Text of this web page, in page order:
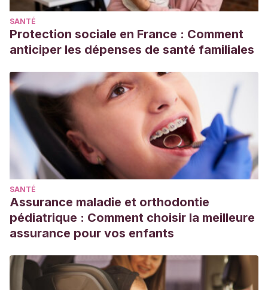
https://fen.org.es/MercadoAlimentosFEN/pdfs/espinacas.pdf
Madrigal, Lorena, & Sangronis, Elba. (2007). La inulina y
derivados como ingredientes claves en alimentos
387-396. Recuperado en 28 de enero de 2023, de
http://ve.scielo.org/scielo.php?
script=sci_arttext&pid=S0004-
06222007000400012&lng=es&tlng=es
Motos, Jose Ramón & Cerdá, Begoña & Cerdá, Antonio &
Ferrández-Gómez, Borja & Núñez-Delicado, Estrella.
(2018). ALIMENTOS DE LA REGIÓN DE MURCIA: BRÓCOLI.
Disponible en:
https://www.researchgate.net/publication/
Organización Mundial de la Salud. (2015). Fomento del
https://www.who.int/dietphysicalactivity/fruit/es/
Pedreros, Nicolas. (2016). Beneficios del consumo de
SANTÉ
Protection sociale en France : Comment
anticiper les dépenses de santé familiales
SANTÉ
Assurance maladie et orthodontie
pédiatrique : Comment choisir la meilleure
assurance pour vos enfants